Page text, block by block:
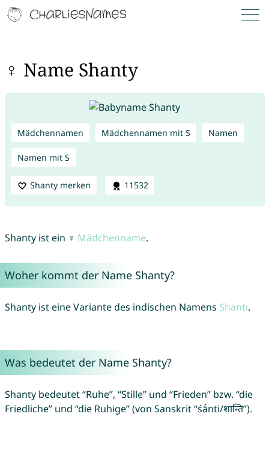
♀ Name Shanty
Mädchennamen Mädchennamen mit S Namen
Namen mit S
Shanty merken 11532
Shanty ist ein ♀ Mädchenname.
Woher kommt der Name Shanty?
Shanty ist eine Variante des indischen Namens Shanti.
Was bedeutet der Name Shanty?
Shanty bedeutet “Ruhe”, “Stille” und “Frieden” bzw. “die
Friedliche” und “die Ruhige” (von Sanskrit “śā́nti/शान्ति”).